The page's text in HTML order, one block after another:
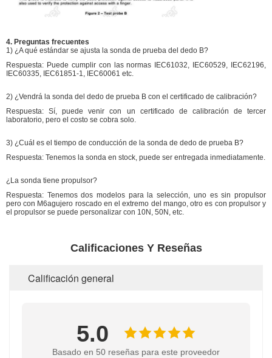
4. Preguntas frecuentes
1) ¿A qué estándar se ajusta la sonda de prueba del dedo B?
Respuesta: Puede cumplir con las normas IEC61032, IEC60529, IEC62196,
IEC60335, IEC61851-1, IEC60061 etc.
2) ¿Vendrá la sonda del dedo de prueba B con el certificado de calibración?
Respuesta: Sí, puede venir con un certificado de calibración de tercer
laboratorio, pero el costo se cobra solo.
3) ¿Cuál es el tiempo de conducción de la sonda de dedo de prueba B?
Respuesta: Tenemos la sonda en stock, puede ser entregada inmediatamente.
¿La sonda tiene propulsor?
Respuesta: Tenemos dos modelos para la selección, uno es sin propulsor
pero con M6agujero roscado en el extremo del mango, otro es con propulsor y
el propulsor se puede personalizar con 10N, 50N, etc.
Calificaciones Y Reseñas
Calificación general
5.0
Basado en 50 reseñas para este proveedor